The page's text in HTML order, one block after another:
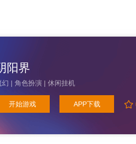
阳界
幻 | 角色扮演 | 休闲挂机
开始游戏 APP下载